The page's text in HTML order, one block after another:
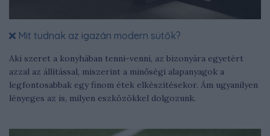
Mit tudnak az igazán modern sütők?
Aki szeret a konyhában tenni-venni, az bizonyára egyetért
azzal az állítással, miszerint a minőségi alapanyagok a
legfontosabbak egy finom étek elkészítésekor. Ám ugyanilyen
lényeges az is, milyen eszközökkel dolgozunk.